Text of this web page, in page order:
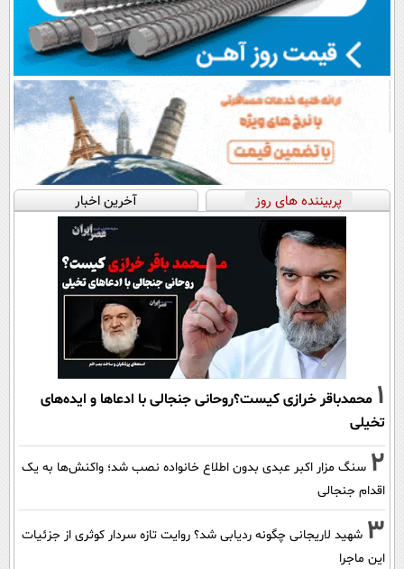
پربیننده های روز آخرین اخبار
1 محمدباقر خرازی کیست؟روحانی جنجالی با ادعاها و ایده‌های
تخیلی
2 سنگ مزار اکبر عبدی بدون اطلاع خانواده نصب شد؛ واکنش‌ها به یک
اقدام جنجالی
3 شهید لاریجانی چگونه ردیابی شد؟ روایت تازه سردار کوثری از جزئیات
این ماجرا